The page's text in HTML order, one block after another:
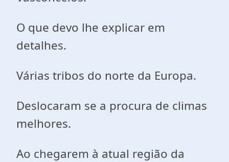
O que devo lhe explicar em
detalhes.
Várias tribos do norte da Europa.
Deslocaram se a procura de climas
melhores.
Ao chegarem à atual região da